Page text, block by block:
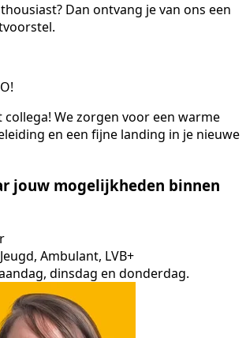
Dan ontvang je van ons een
collega! We zorgen voor een warme
en een fijne landing in je nieuwe
jouw mogelijkheden binnen
Ambulant, LVB+
dinsdag en donderdag.